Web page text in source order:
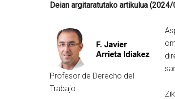
Deian argitaratutako artikulua
Profesor de Derecho del
Trabajo